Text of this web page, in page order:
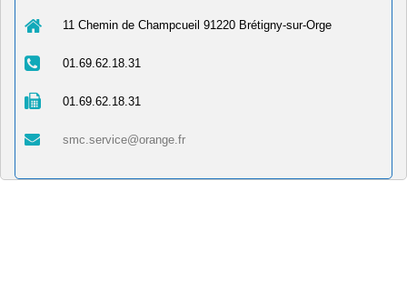
11 Chemin de Champcueil 91220 Brétigny-sur-Orge
01.69.62.18.31
01.69.62.18.31
smc.service@orange.fr